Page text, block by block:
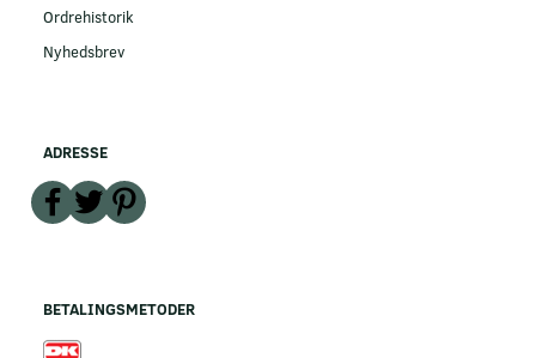
Ordrehistorik
Nyhedsbrev
ADRESSE
BETALINGSMETODER